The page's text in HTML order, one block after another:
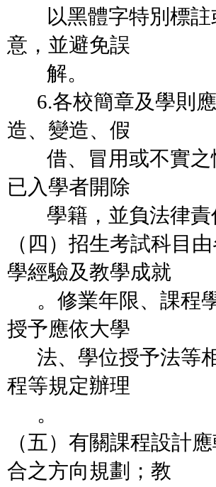
以黑體字特別標註
意，並避免誤
解。
6.各校簡章及學則應
造、變造、假
借、冒用或不實之
已入學者開除
學籍，並負法律責
（四）招生考試科目
學經驗及教學成就
。修業年限、課程
授予應依大學
法、學位授予法等
程等規定辦理
。
（五）有關課程設計
合之方向規劃；教